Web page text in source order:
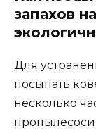
запахов
Для
посыпать
несколько